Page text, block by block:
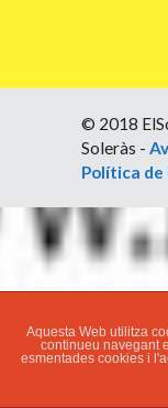
© 2018
Soleràs -
Política
Aquesta Web utilitza
continueu navegant
esmentades cookies i